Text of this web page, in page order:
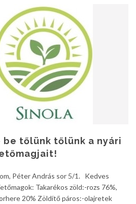
be tőlünk tőlünk a nyári
Péter András sor 5/1. Kedves
Takarékos zöld:-rozs 76%,
20% Zöldítő páros:-olajretek